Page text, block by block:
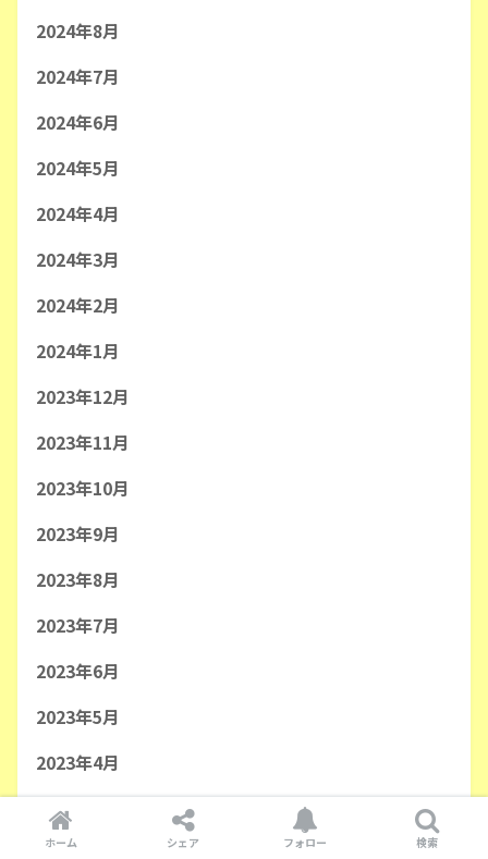
2024年8月
2024年7月
2024年6月
2024年5月
2024年4月
2024年3月
2024年2月
2024年1月
2023年12月
2023年11月
2023年10月
2023年9月
2023年8月
2023年7月
2023年6月
2023年5月
2023年4月
2023年3月
ホーム シェア フォロー 検索